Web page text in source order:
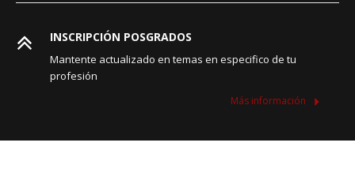
INSCRIPCIÓN POSGRADOS
Mantente actualizado en temas en especifico de tu
profesión
Más información